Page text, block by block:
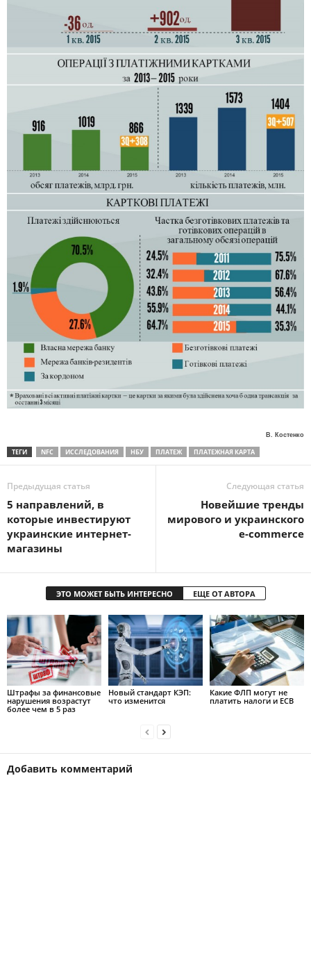
В. Костенко
ТЕГИ NFC ИССЛЕДОВАНИЯ НБУ ПЛАТЕЖ ПЛАТЕЖНАЯ КАРТА
Предыдущая статья
5 направлений, в
которые инвестируют
украинские интернет-
магазины
Следующая статья
Новейшие тренды
мирового и украинского
e-commerce
ЭТО МОЖЕТ БЫТЬ ИНТЕРЕСНО ЕЩЕ ОТ АВТОРА
Штрафы за финансовые
нарушения возрастут
более чем в 5 раз
Новый стандарт КЭП:
что изменится
Какие ФЛП могут не
платить налоги и ЕСВ
Добавить комментарий